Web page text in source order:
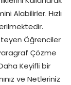
Alabilirler. Hızlı
Öğrenciler
Çözme
Keyifli bir
ve Netleriniz